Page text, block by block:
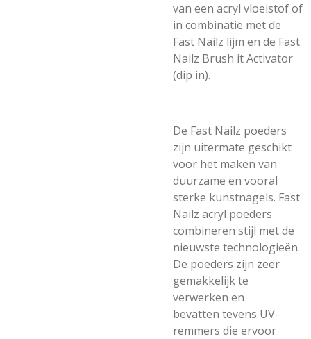
van een acryl vloeistof of
in combinatie met de
Fast Nailz lijm en de Fast
Nailz Brush it Activator
(dip in).
De Fast Nailz poeders
zijn uitermate geschikt
voor het maken van
duurzame en vooral
sterke kunstnagels. Fast
Nailz acryl poeders
combineren stijl met de
nieuwste technologieën.
De poeders zijn zeer
gemakkelijk te
verwerken en
bevatten tevens UV-
remmers die ervoor